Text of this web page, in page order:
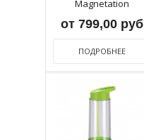
Magnetation
от 799,00 руб
ПОДРОБНЕЕ